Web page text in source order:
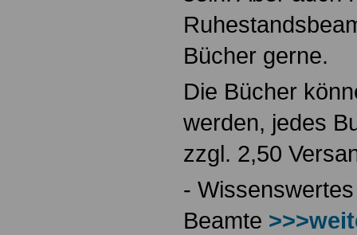
Bücher gerne.
Die Bücher
werden, jedes
zzgl. 2,50
-
Beamte